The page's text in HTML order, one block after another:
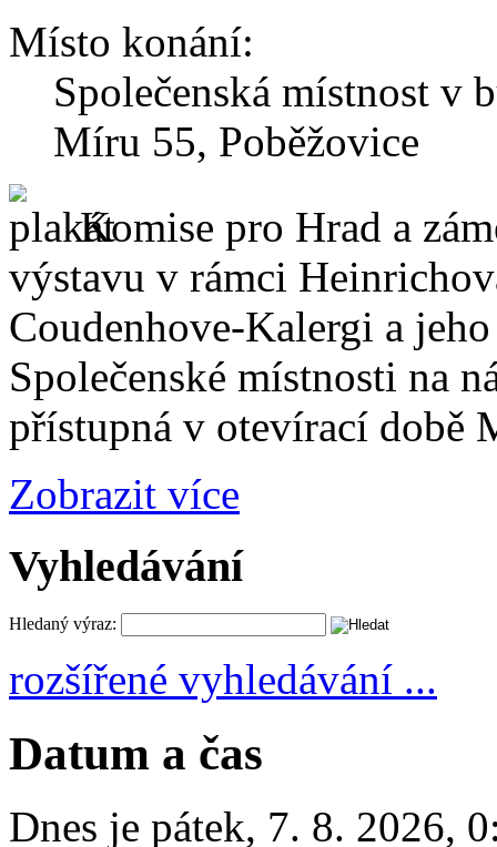
Místo konání:
Společenská místnost v
Míru 55, Poběžovice
Komise pro Hrad a
výstavu v rámci
Coudenhove-Kalergi a
Společenské místnosti na
přístupná v otevírací době
Zobrazit více
Vyhledávání
Hledaný výraz:
rozšířené vyhledávání ...
Datum a čas
Dnes je pátek, 7. 8. 2026,